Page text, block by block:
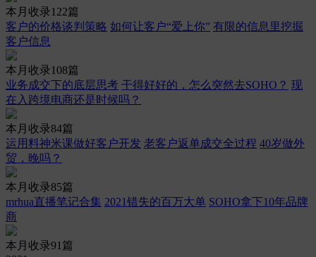
本月收录122篇
客户的价格谈判策略 如何让客户“爱上你” 有限的信息里挖掘
客户信息
本月收录108篇
业务成交下的底层思考 干得好好的，怎么突然去SOHO？ 现
在入跨境电商还是时候吗？
本月收录84篇
运用料神米课做好客户开发 老客户返单成交全过程 40岁做外
贸，晚吗？
本月收录85篇
mrhua直播笔记合集 2021错失的百万大单 SOHO拿下10年品牌
商
本月收录91篇